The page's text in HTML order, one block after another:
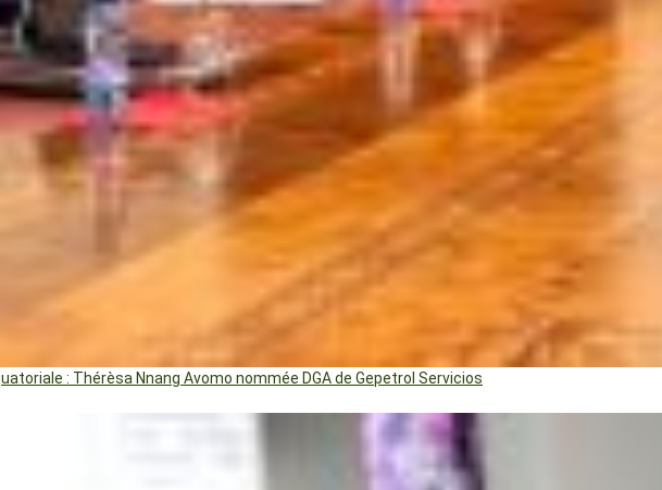
: Thérèsa Nnang Avomo nommée DGA de Gepetrol Servicios